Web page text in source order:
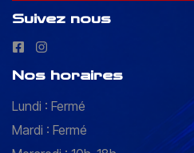
Suivez nous
Nos horaires
Lundi : Fermé
Mardi : Fermé